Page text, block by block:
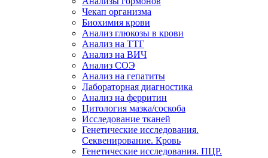
Чекап организма
Биохимия крови
Анализ глюкозы в крови
Анализ на ТТГ
Анализ на ВИЧ
Анализ СОЭ
Анализ на гепатиты
Лабораторная диагностика
Анализ на ферритин
Цитология мазка/соскоба
Исследование тканей
Генетические исследования.
Секвенирование. Кровь
Генетические исследования. ПЦР.